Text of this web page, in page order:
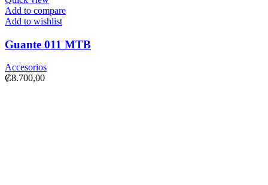
Add to compare
Add to wishlist
Guante 011 MTB
Accesorios
₡8.700,00